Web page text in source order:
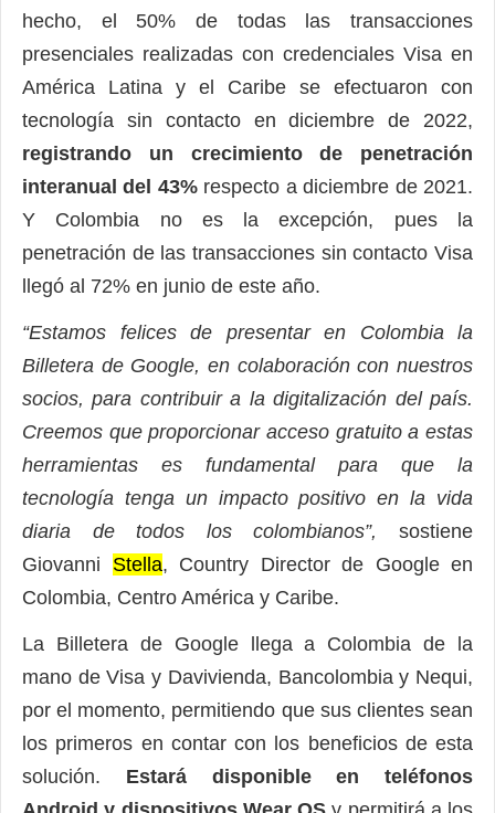
hecho, el 50% de todas las transacciones
presenciales realizadas con credenciales Visa en
América Latina y el Caribe se efectuaron con
tecnología sin contacto en diciembre de 2022,
registrando un crecimiento de penetración
interanual del 43% respecto a diciembre de 2021.
Y Colombia no es la excepción, pues la
penetración de las transacciones sin contacto Visa
llegó al 72% en junio de este año.
“Estamos felices de presentar en Colombia la
Billetera de Google, en colaboración con nuestros
socios, para contribuir a la digitalización del país.
Creemos que proporcionar acceso gratuito a estas
herramientas es fundamental para que la
tecnología tenga un impacto positivo en la vida
diaria de todos los colombianos”,
sostiene
Giovanni Stella, Country Director de Google en
Colombia, Centro América y Caribe.
La Billetera de Google llega a Colombia de la
mano de Visa y Davivienda, Bancolombia y Nequi,
por el momento, permitiendo que sus clientes sean
los primeros en contar con los beneficios de esta
solución. Estará disponible en teléfonos